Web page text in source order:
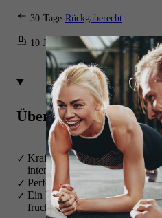
30-Tage-Rückgaberecht
10 Jahre Erfahrung
Übersicht
Kraftvoller Premium Pfeffer
intensives Geschmackserlebnis
Perfekt für Gemüse, dunkles
Ein kräftig, nussiger
fruchtigem Aroma und einem